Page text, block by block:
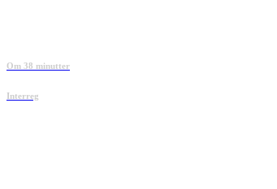
Om 38 minutter
Interreg